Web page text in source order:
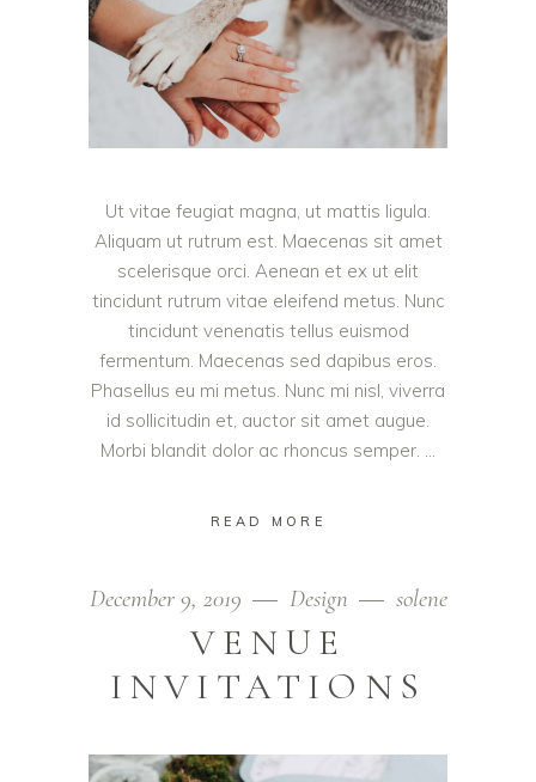
Ut vitae feugiat magna, ut mattis ligula.
Aliquam ut rutrum est. Maecenas sit amet
scelerisque orci. Aenean et ex ut elit
tincidunt rutrum vitae eleifend metus. Nunc
tincidunt venenatis tellus euismod
fermentum. Maecenas sed dapibus eros.
Phasellus eu mi metus. Nunc mi nisl, viverra
id sollicitudin et, auctor sit amet augue.
Morbi blandit dolor ac rhoncus semper.
READ MORE
December 9, 2019 Design solene
VENUE
INVITATIONS